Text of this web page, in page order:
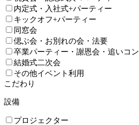
内定式・入社式+パーティー
キックオフ+パーティー
同窓会
偲ぶ会・お別れの会・法要
卒業パーティー・謝恩会・追いコン
結婚式二次会
その他イベント利用
こだわり
設備
プロジェクター